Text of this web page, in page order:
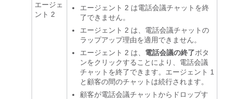
エージェ
ント 2
エージェント 2 は電話会議チャットを終
了できません。
エージェント 2 は、電話会議チャットの
ラップアップ理由を適用できません。
エージェント 2 は、 電話会議の終了ボタ
ンをクリックすることにより、電話会議
チャットを終了できます。エージェント 1
と顧客の間のチャットは続行されます。
顧客が電話会議チャットからドロップす